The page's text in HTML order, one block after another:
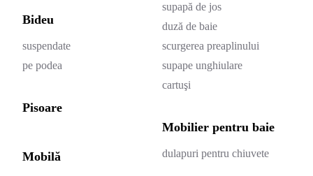
Bideu
suspendate
pe podea
Pisoare
Mobilă
supapă de jos
duză de baie
scurgerea preaplinului
supape unghiulare
cartuşi
Mobilier pentru baie
dulapuri pentru chiuvete